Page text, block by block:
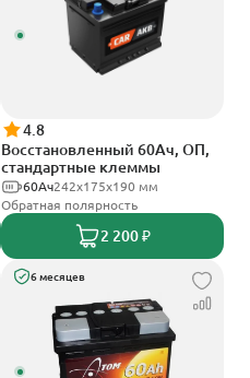
4.8
Восстановленный 60Ач, ОП,
стандартные клеммы
242х175х190 мм
60Ач
Обратная полярность
2 200 ₽
6 месяцев